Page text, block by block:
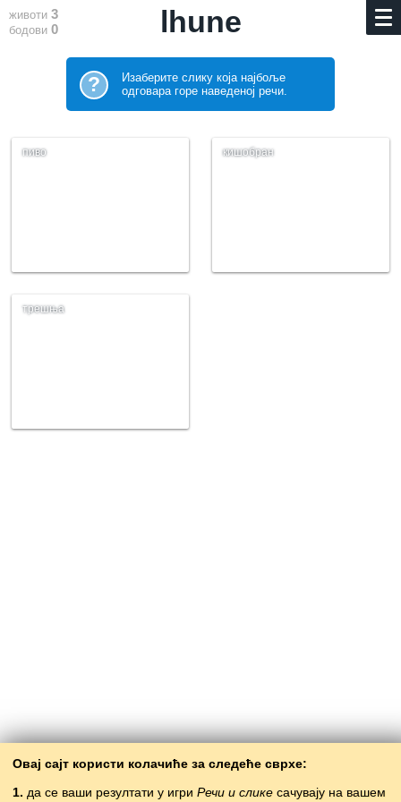
Овај сајт користи колачиће за следеће сврхе:
1. да се ваши резултати у игри Речи и слике сачувају на вашем
животи 3
бодови 0 lhune
?
Изаберите слику која најбоље
одговара горе наведеној речи.
пиво кишобран
трешња